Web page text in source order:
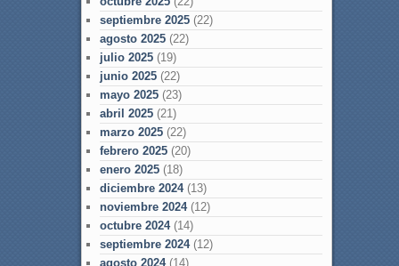
septiembre 2025(22)
agosto 2025(22)
julio 2025(19)
junio 2025(22)
mayo 2025(23)
abril 2025(21)
marzo 2025(22)
febrero 2025(20)
enero 2025(18)
diciembre 2024(13)
noviembre 2024(12)
octubre 2024(14)
septiembre 2024(12)
agosto 2024(14)